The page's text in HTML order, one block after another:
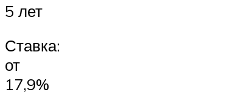
5 лет
Ставка:
от
17,9%